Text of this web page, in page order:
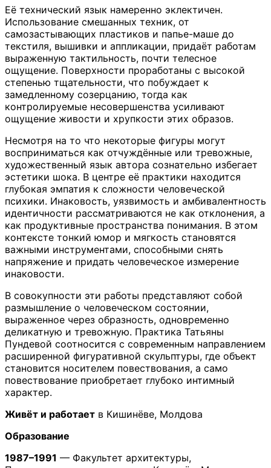
Её технический язык намеренно эклектичен.
Использование смешанных техник, от
самозастывающих пластиков и папье-маше до
текстиля, вышивки и аппликации, придаёт работам
выраженную тактильность, почти телесное
ощущение. Поверхности проработаны с высокой
степенью тщательности, что побуждает к
замедленному созерцанию, тогда как
контролируемые несовершенства усиливают
ощущение живости и хрупкости этих образов.
Несмотря на то что некоторые фигуры могут
восприниматься как отчуждённые или тревожные,
художественный язык автора сознательно избегает
эстетики шока. В центре её практики находится
глубокая эмпатия к сложности человеческой
психики. Инаковость, уязвимость и амбивалентность
идентичности рассматриваются не как отклонения, а
как продуктивные пространства понимания. В этом
контексте тонкий юмор и мягкость становятся
важными инструментами, способными снять
напряжение и придать человеческое измерение
инаковости.
В совокупности эти работы представляют собой
размышление о человеческом состоянии,
выраженное через образность, одновременно
деликатную и тревожную. Практика Татьяны
Пундевой соотносится с современным направлением
расширенной фигуративной скульптуры, где объект
становится носителем повествования, а само
повествование приобретает глубоко интимный
характер.
Живёт и работает в Кишинёве, Молдова
Образование
1987–1991 — Факультет архитектуры,